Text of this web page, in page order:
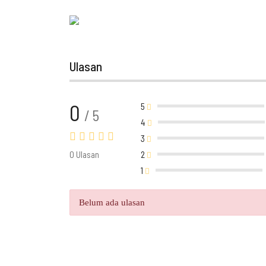
Ulasan
0 / 5
0 Ulasan
5
4
3
2
1
Belum ada ulasan